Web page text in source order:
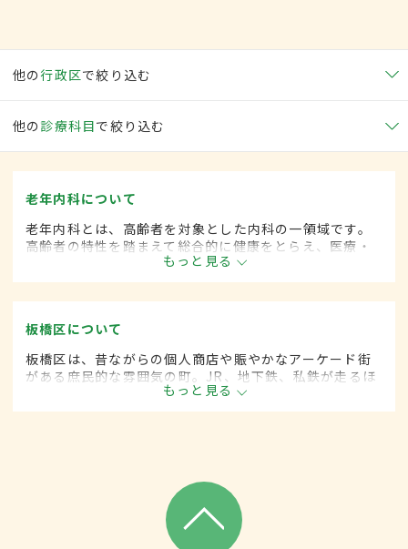
他の行政区で絞り込む
他の 診療科目で絞り込む
老年内科について
老年内科とは、高齢者を対象とした内科の一領域です。
高齢者の特性を踏まえて総合的に健康をとらえ、医療・
保健・福祉を統合した対応を行います。
もっと見る
板橋区について
板橋区は、昔ながらの個人商店や賑やかなアーケード街
がある庶民的な雰囲気の町。JR、地下鉄、私鉄が走るほ
か首都高速池袋線も通り、通勤・通学の便利さも魅力。8
月には荒川河川敷で花火大会が催される。
もっと見る